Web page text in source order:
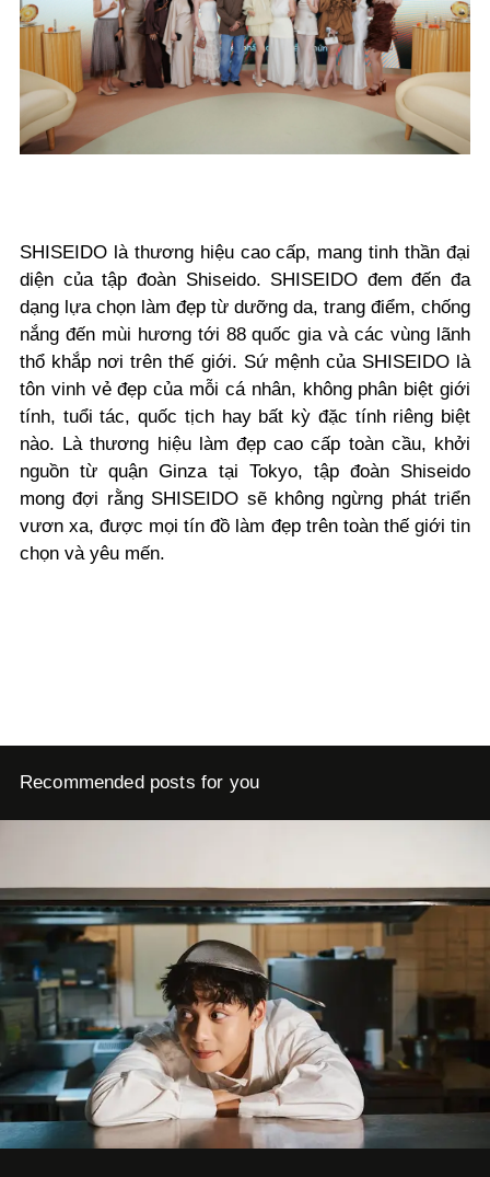
SHISEIDO là thương hiệu cao cấp, mang tinh thần đại
diện của tập đoàn Shiseido. SHISEIDO đem đến đa
dạng lựa chọn làm đẹp từ dưỡng da, trang điểm, chống
nắng đến mùi hương tới 88 quốc gia và các vùng lãnh
thổ khắp nơi trên thế giới. Sứ mệnh của SHISEIDO là
tôn vinh vẻ đẹp của mỗi cá nhân, không phân biệt giới
tính, tuổi tác, quốc tịch hay bất kỳ đặc tính riêng biệt
nào. Là thương hiệu làm đẹp cao cấp toàn cầu, khởi
nguồn từ quận Ginza tại Tokyo, tập đoàn Shiseido
mong đợi rằng SHISEIDO sẽ không ngừng phát triển
vươn xa, được mọi tín đồ làm đẹp trên toàn thế giới tin
chọn và yêu mến.
Recommended posts for you